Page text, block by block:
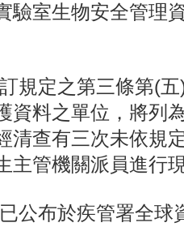
驗室生物安全管理
規定之第三條第(
資料之單位，將列
清查有三次未依規
主管機關派員進行
公布於疾管署全球